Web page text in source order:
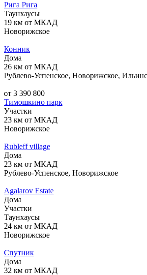
Рига Рига
Таунхаусы
19 км от МКАД
Новорижское
Конник
Дома
26 км от МКАД
Рублево-Успенское, Новорижское,
от 3 390 800
Тимошкино парк
Участки
23 км от МКАД
Новорижское
Rubleff village
Дома
23 км от МКАД
Рублево-Успенское, Новорижское
Agalarov Estate
Дома
Участки
Таунхаусы
24 км от МКАД
Новорижское
Спутник
Дома
32 км от МКАД